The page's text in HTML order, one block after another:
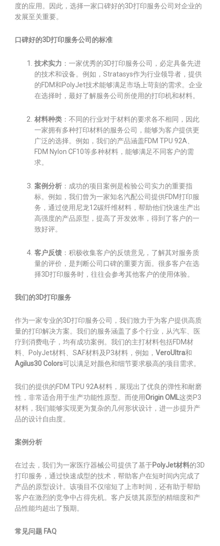
度的应用。因此，选择一家口碑好的3D打印服务公司对企业的
发展至关重要。
口碑好的3D打印服务公司的标准
技术实力 ：一家优秀的3D打印服务公司，必定具备先进
的技术和设备。例如，Stratasys作为行业领导者，提供
的FDM和PolyJet技术能够满足市场上苛刻的需求。企业
在选择时，最好了解服务公司所使用的打印机和材料。
材料种类 ：不同的行业对于材料的要求各不相同，因此
一家拥有多种打印材料的服务公司，能够为客户提供更
广泛的选择。例如，我们的产品涵盖FDM TPU 92A、
FDM Nylon CF10等多种材料，能够满足不同客户的需
求。
案例分析 ：成功的项目案例是检验公司实力的重要指
标。例如，我们曾为一家知名汽配公司提供FDM打印服
务，通过使用尼龙12碳纤维材料，帮助他们快速生产出
高强度的产品原型，提高了开发效率，得到了客户的一
致好评。
客户反馈 ：积极收集客户的反馈意见，了解其对服务质
量的评价，是判断公司口碑的重要方面。很多客户在选
择3D打印服务时，往往会参考其他客户的使用体验。
我们的3D打印服务
作为一家专业的3D打印服务公司，我们致力于为客户提供高质
量的打印解决方案。我们的服务涵盖了多个行业，从汽车、医
疗到消费电子，均有成功案例。我们的主打材料包括FDM材
料、PolyJet材料、SAF材料及P3材料，例如， VeroUltra和
Agilus30 Colors可以满足对颜色和细节要求极高的项目需求。
我们的提供的FDM TPU 92A材料，展现出了优良的弹性和耐磨
性，非常适合用于生产功能性原型。而使用Origin OML这类P3
材料，我们能够实现更为复杂的几何形状设计，进一步提升产
品的设计自由度。
案例分析
在过去，我们为一家医疗器械公司提供了基于PolyJet材料的3D
打印服务，通过快速成型的技术，帮助客户在短时间内完成了
产品的原型设计。该项目不仅缩短了上市时间，还有助于帮助
客户在激烈的竞争中占得先机。客户反馈其原型的精细度和产
品性能均超出了预期。
常见问题 FAQ